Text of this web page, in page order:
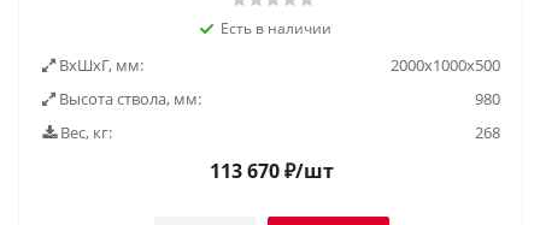
Есть в наличии
ВxШxГ, мм:
2000х1000х500
Высота ствола, мм:
980
Вес, кг:
268
113 670₽/шт